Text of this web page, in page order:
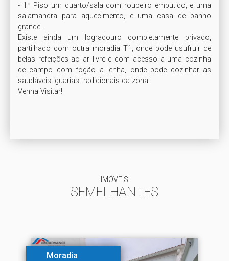
- 1º Piso um quarto/sala com roupeiro embutido, e uma
salamandra para aquecimento, e uma casa de banho
grande.
Existe ainda um logradouro completamente privado,
partilhado com outra moradia T1, onde pode usufruir de
belas refeições ao ar livre e com acesso a uma cozinha
de campo com fogão a lenha, onde pode cozinhar as
saudáveis iguarias tradicionais da zona.
Venha Visitar!
IMÓVEIS
SEMELHANTES
Moradia